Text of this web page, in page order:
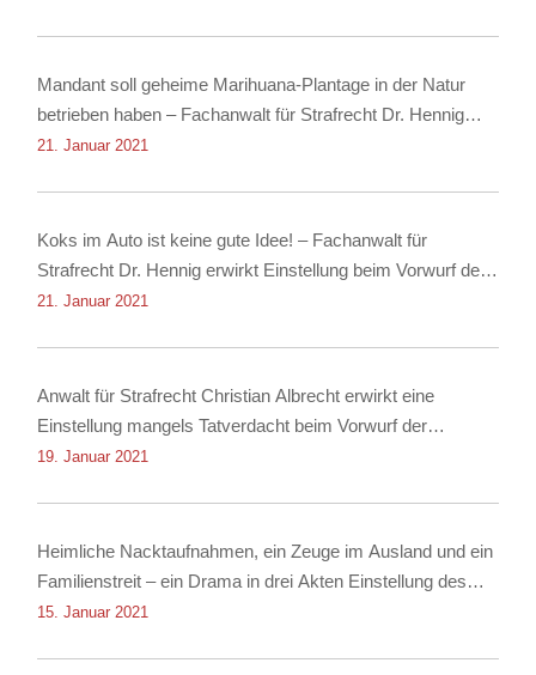
Mandant soll geheime Marihuana-Plantage in der Natur
betrieben haben – Fachanwalt für Strafrecht Dr. Hennig
erwirkt Einstellung
21. Januar 2021
Koks im Auto ist keine gute Idee! – Fachanwalt für
Strafrecht Dr. Hennig erwirkt Einstellung beim Vorwurf des
Besitzes von Kokain!
21. Januar 2021
Anwalt für Strafrecht Christian Albrecht erwirkt eine
Einstellung mangels Tatverdacht beim Vorwurf der
Nachstellung
19. Januar 2021
Heimliche Nacktaufnahmen, ein Zeuge im Ausland und ein
Familienstreit – ein Drama in drei Akten Einstellung des
Verfahrens dank Rechtsanwalt für Strafrecht Christian
15. Januar 2021